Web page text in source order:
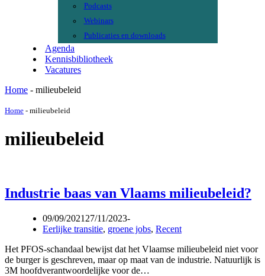
Podcasts
Webinars
Publicaties en downloads
Agenda
Kennisbibliotheek
Vacatures
Home - milieubeleid
Home - milieubeleid
milieubeleid
Industrie baas van Vlaams milieubeleid?
09/09/2021 27/11/2023
Eerlijke transitie, groene jobs, Recent
Het PFOS-schandaal bewijst dat het Vlaamse milieubeleid niet voor
de burger is geschreven, maar op maat van de industrie. Natuurlijk is
3M hoofdverantwoordelijke voor de…